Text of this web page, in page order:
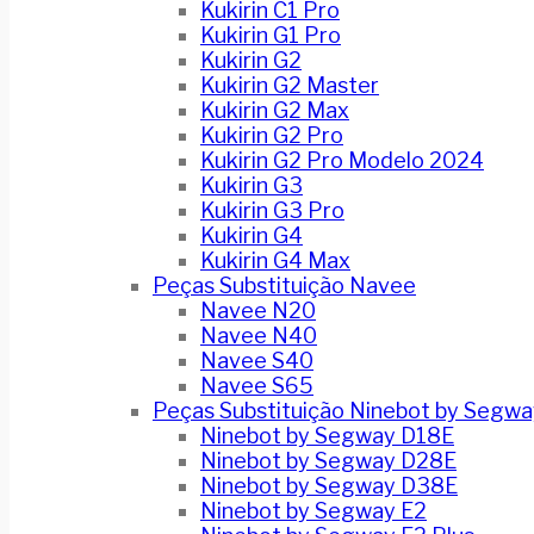
Kukirin C1 Pro
Kukirin G1 Pro
Kukirin G2
Kukirin G2 Master
Kukirin G2 Max
Kukirin G2 Pro
Kukirin G2 Pro Modelo 2024
Kukirin G3
Kukirin G3 Pro
Kukirin G4
Kukirin G4 Max
Peças Substituição Navee
Navee N20
Navee N40
Navee S40
Navee S65
Peças Substituição Ninebot by
Ninebot by Segway D18E
Ninebot by Segway D28E
Ninebot by Segway D38E
Ninebot by Segway E2